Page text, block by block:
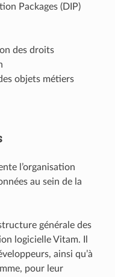
Packages (DIP)
des droits
objets métiers
l’organisation
au sein de la
générale des
logicielle Vitam. Il
ainsi qu’à
pour leur